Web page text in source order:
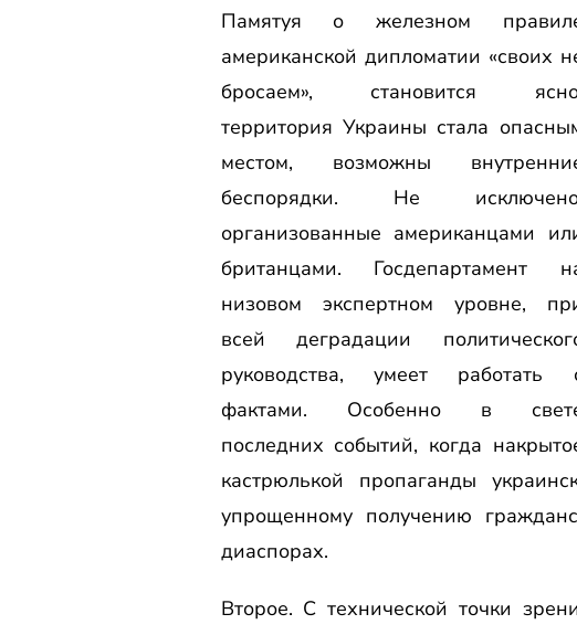
Памятуя о железном
американской дипломатии «своих
бросаем», становится
территория Украины стала
местом, возможны
беспорядки. Не
организованные американцами
британцами. Госдепартамент
низовом экспертном уровне,
всей деградации
руководства, умеет работать
фактами. Особенно в
последних событий, когда
кастрюлькой пропаганды
упрощенному получению
диаспорах.
Второе. С технической точки